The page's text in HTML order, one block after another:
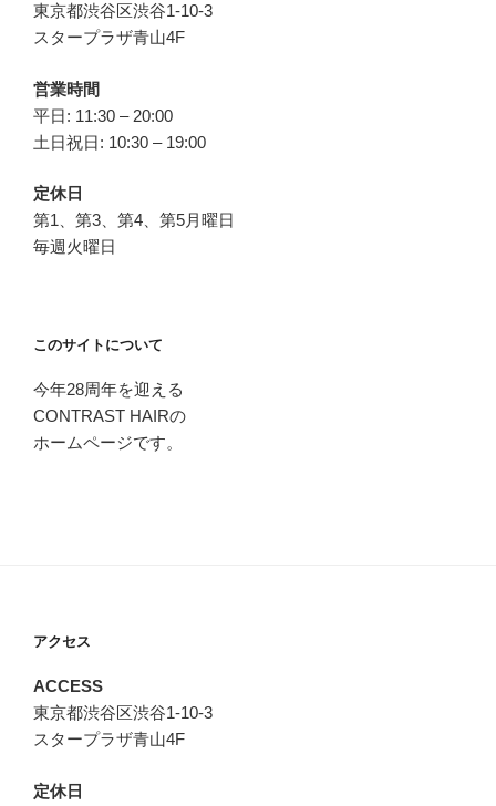
東京都渋谷区渋谷1-10-3
スタープラザ青山4F
営業時間
平日: 11:30 – 20:00
土日祝日: 10:30 – 19:00
定休日
第1、第3、第4、第5月曜日
毎週火曜日
このサイトについて
今年28周年を迎える
CONTRAST HAIRの
ホームページです。
アクセス
ACCESS
東京都渋谷区渋谷1-10-3
スタープラザ青山4F
定休日